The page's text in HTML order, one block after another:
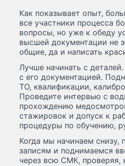
Как показывает опыт,
все участники процесса
вопросы, но уже к обеду
высшей документации не
общие, да и написать
Лучше начинать с
с его документацией.
ТО, квалификации,
Проведите интервью с
прохождению
стажировок и допуск к
процедуры по обучению,
Когда мы начинаем
записям и поднимаемся
через всю СМК, проверяя,